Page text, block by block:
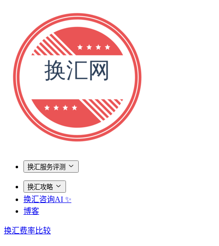
换汇服务评测
换汇攻略
换汇咨询AI ✨
博客
换汇费率比较